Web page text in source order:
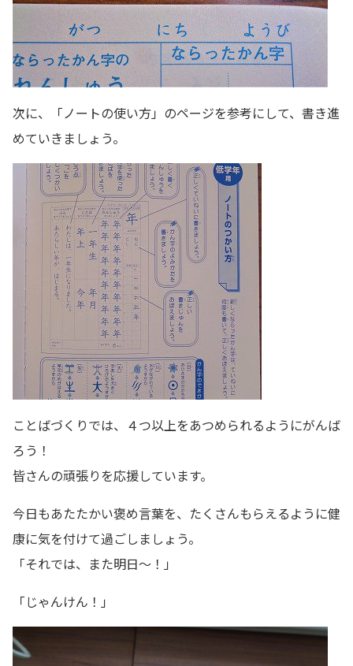
次に、「ノートの使い方」のページを参考にして、書き進
めていきましょう。
ことばづくりでは、４つ以上をあつめられるようにがんば
ろう！
皆さんの頑張りを応援しています。
今日もあたたかい褒め言葉を、たくさんもらえるように健
康に気を付けて過ごしましょう。
「それでは、また明日～！」
「じゃんけん！」